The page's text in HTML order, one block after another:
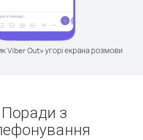
Viber Out» угорі екрана розмови
Поради з